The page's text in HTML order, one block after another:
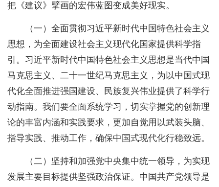
把《建议》擘画的宏伟蓝图变成美好现实。
（一）全面贯彻习近平新时代中国特色社会主义
思想，为全面建设社会主义现代化国家提供科学指
引。习近平新时代中国特色社会主义思想是当代中国
马克思主义、二十一世纪马克思主义，为以中国式现
代化全面推进强国建设、民族复兴伟业提供了科学行
动指南。我们要全面系统学习，切实掌握党的创新理
论的丰富内涵和实践要求，更加自觉用以武装头脑、
指导实践、推动工作，确保中国式现代化行稳致远。
（二）坚持和加强党中央集中统一领导，为实现
发展主要目标提供坚强政治保证。中国共产党领导是